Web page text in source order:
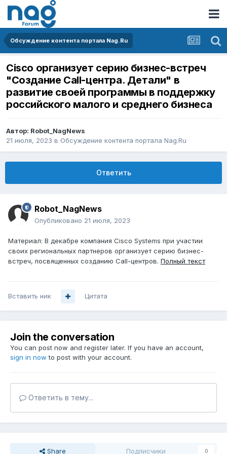
Обсуждение контента портала Nag.Ru
Cisco организует серию бизнес-встреч
"Создание Call-центра. Детали" в
развитие своей программы в поддержку
российского малого и среднего бизнеса
Автор: Robot_NagNews
21 июля, 2023 в Обсуждение контента портала Nag.Ru
Ответить
Robot_NagNews
Опубликовано 21 июля, 2023
Материал: В декабре компания Cisco Systems при участии
своих региональных партнеров организует серию бизнес-
встреч, посвященных созданию Call-центров. Полный текст
Вставить ник Цитата
Join the conversation
You can post now and register later. If you have an account,
sign in now to post with your account.
Ответить в тему...
Share Подписчики 0